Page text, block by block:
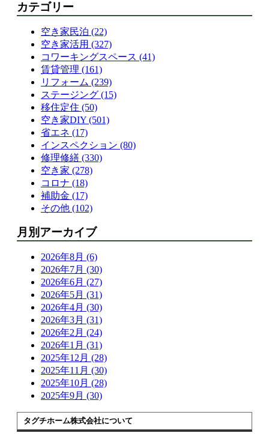
カテゴリー
空き家民泊 (22)
空き家活用 (327)
コワーキングスペース (41)
賃貸管理 (161)
リフォーム (239)
ステージング (15)
移住定住 (50)
空き家DIY (501)
省エネ (17)
インスペクション (80)
修理修繕 (330)
空き家 (278)
コロナ (18)
補助金 (17)
その他 (102)
月別アーカイブ
2026年8月 (6)
2026年7月 (30)
2026年6月 (27)
2026年5月 (31)
2026年4月 (30)
2026年3月 (31)
2026年2月 (24)
2026年1月 (31)
2025年12月 (28)
2025年11月 (30)
2025年10月 (28)
2025年9月 (30)
タグチホーム株式会社について